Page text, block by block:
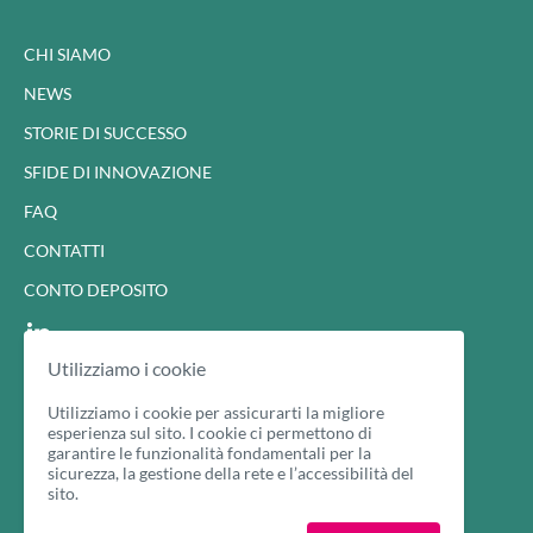
CHI SIAMO
NEWS
STORIE DI SUCCESSO
SFIDE DI INNOVAZIONE
FAQ
CONTATTI
CONTO DEPOSITO
Utilizziamo i cookie
Utilizziamo i cookie per assicurarti la migliore
esperienza sul sito. I cookie ci permettono di
garantire le funzionalità fondamentali per la
sicurezza, la gestione della rete e l’accessibilità del
sito.